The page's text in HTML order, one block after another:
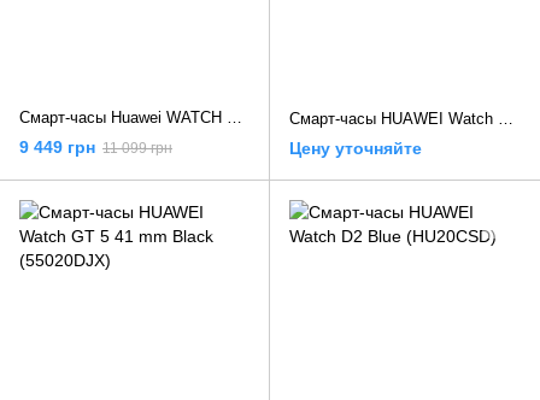
9 449 грн 11 099 грн Цену уточняйте